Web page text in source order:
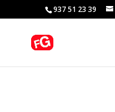
937 51 23 39